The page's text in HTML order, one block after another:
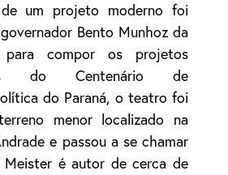
um projeto moderno foi
Bento Munhoz da
compor os projetos
do Centenário de
do Paraná, o teatro foi
menor localizado na
e passou a se chamar
Meister é autor de cerca de